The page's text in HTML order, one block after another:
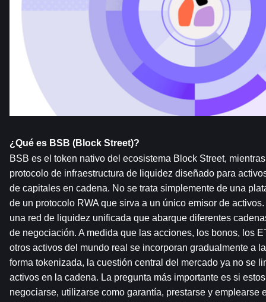
¿Qué es BSB (Block Street)?
BSB es el token nativo del ecosistema Block Street,
protocolo de infraestructura de liquidez diseñado para
de capitales en cadena. No se trata simplemente de una
de un protocolo RWA que sirva a un único emisor de
una red de liquidez unificada que abarque diferentes
de negociación. A medida que las acciones, los bonos, los
otros activos del mundo real se incorporan gradualmente a
forma tokenizada, la cuestión central del mercado ya no se
activos en la cadena. La pregunta más importante es si
negociarse, utilizarse como garantía, prestarse y emplearse